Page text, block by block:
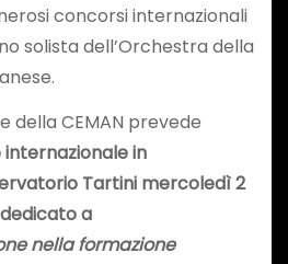
concorsi internazionali
solista dell’Orchestra della
della CEMAN prevede
in
Tartini mercoledì 2
a
nella formazione